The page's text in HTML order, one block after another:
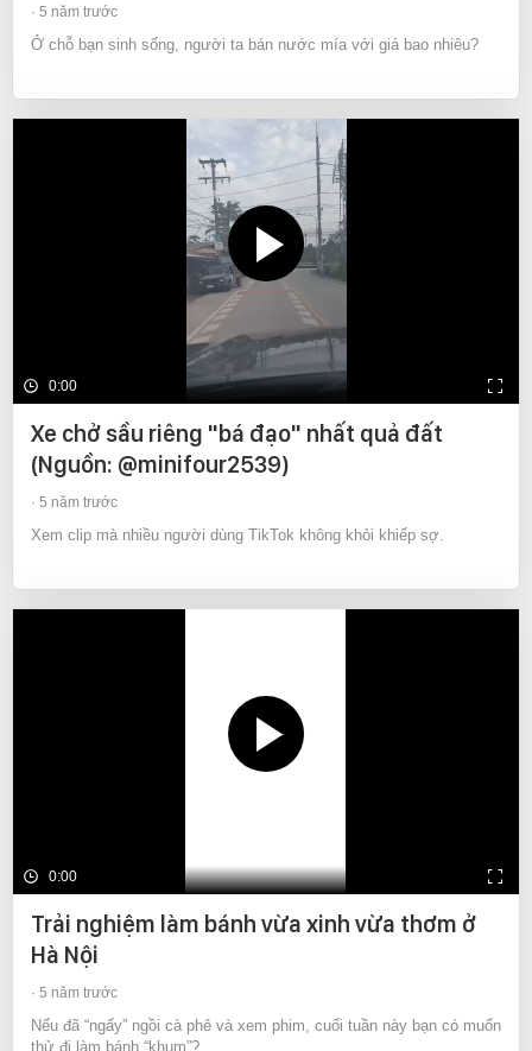
5 năm trước
Ở chỗ bạn sinh sống, người ta bán nước mía với giá bao nhiêu?
0:00
Xe chở sầu riêng "bá đạo" nhất quả đất
(Nguồn: @minifour2539)
5 năm trước
Xem clip mà nhiều người dùng TikTok không khỏi khiếp sợ.
0:00
Trải nghiệm làm bánh vừa xinh vừa thơm ở
Hà Nội
5 năm trước
Nếu đã “ngấy” ngồi cà phê và xem phim, cuối tuần này bạn có muốn
thử đi làm bánh “khum”?